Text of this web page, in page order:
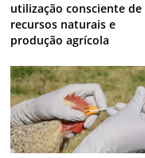
utilização consciente de
recursos naturais e
produção agrícola